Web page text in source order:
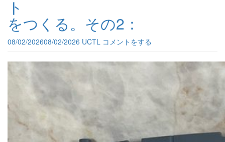
ト
をつくる。その2：
08/02/202608/02/2026 UCTL コメントをする